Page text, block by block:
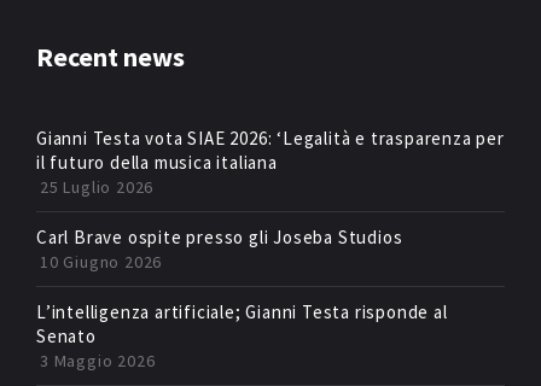
Recent news
Gianni Testa vota SIAE 2026: ‘Legalità e trasparenza per
il futuro della musica italiana
25 Luglio 2026
Carl Brave ospite presso gli Joseba Studios
10 Giugno 2026
L’intelligenza artificiale; Gianni Testa risponde al
Senato
3 Maggio 2026